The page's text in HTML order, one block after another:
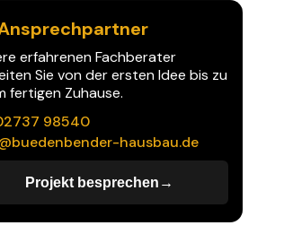
erfahrenen Fachberater
Sie von der ersten Idee bis zu
fertigen Zuhause.
98540
hausbau.de
Projekt besprechen
→ →